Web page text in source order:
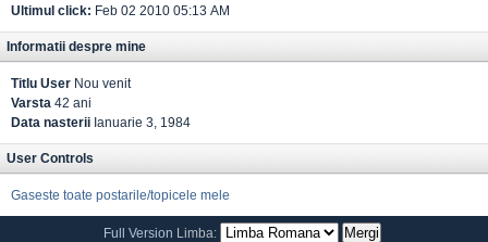
Ultimul click: Feb 02 2010 05:13 AM
Informatii despre mine
Titlu User Nou venit
Varsta 42 ani
Data nasterii Ianuarie 3, 1984
User Controls
Gaseste toate postarile/topicele mele
Full Version Limba: